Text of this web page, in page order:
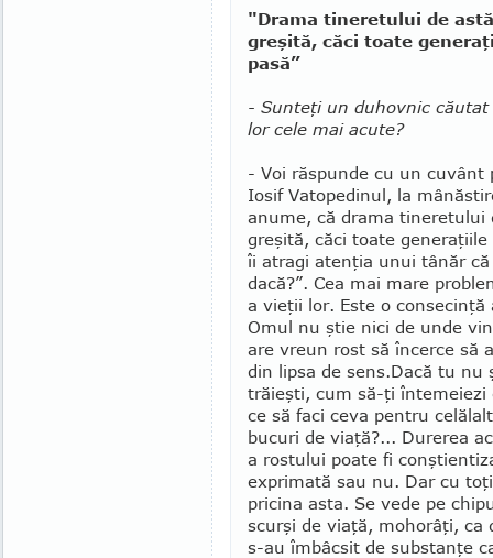
"Drama tineretului de
greşită, căci toate
pasă”
- Sunteţi un duhovnic
lor cele mai acute?
- Voi răspunde cu un cuvânt
Iosif Vatopedinul, la
anume, că drama tineretului
greşită, căci toate
îi atragi atenţia unui tânăr
dacă?”. Cea mai mare
a vieţii lor. Este o
Omul nu ştie nici de unde
are vreun rost să încerce să
din lipsa de sens.Dacă tu nu
trăieşti, cum să-ţi întemeiezi
ce să faci ceva pentru
bucuri de viaţă?... Durerea
a rostului poate fi
expri­mată sau nu. Dar cu
pricina asta. Se vede pe
scurşi de viaţă, mohorâţi, ca
s-au îmbâcsit de substanţe